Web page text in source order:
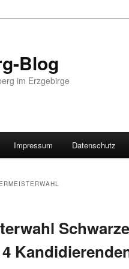
Blog
im Erzgebirge
Impressum Datenschutz